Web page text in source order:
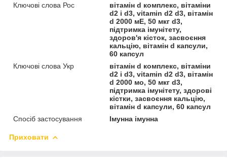
Ключові слова Рос
вітамін d комплекс, вітаміни
d2 і d3, vitamin d2 d3, вітамін
d 2000 мЕ, 50 мкг d3,
підтримка імунітету,
здоров'я кісток, засвоєння
кальцію, вітамін d капсули,
60 капсул
Ключові слова Укр
вітамін d комплекс, вітаміни
d2 і d3, vitamin d2 d3, вітамін
d 2000 мо, 50 мкг d3,
підтримка імунітету, здорові
кістки, засвоєння кальцію,
вітамін d капсули, 60 капсул
Спосіб застосування
Імунна імунна
Приховати